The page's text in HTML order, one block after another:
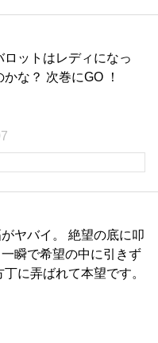
ットはレディになっ
な？ 次巻にGO ！
ヤバイ。 絶望の底に叩
瞬で希望の中に引きず
に弄ばれて本望です。